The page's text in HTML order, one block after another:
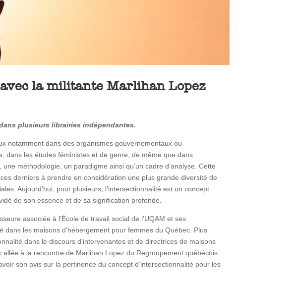
la militante Marlihan Lopez
plusieurs librairies indépendantes.
notamment dans des organismes gouvernementaux ou
dans les études féministes et de genre, de même que dans
méthodologie, un paradigme ainsi qu’un cadre d’analyse. Cette
derniers à prendre en considération une plus grande diversité de
Aujourd’hui, pour plusieurs, l’intersectionnalité est un concept
de son essence et de sa signification profonde.
associée à l’École de travail social de l’UQAM et ses
les maisons d’hébergement pour femmes du Québec. Plus
dans le discours d’intervenantes et de directrices de maisons
à la rencontre de Marlihan Lopez du Regroupement québécois
son avis sur la pertinence du concept d’intersectionnalité pour les